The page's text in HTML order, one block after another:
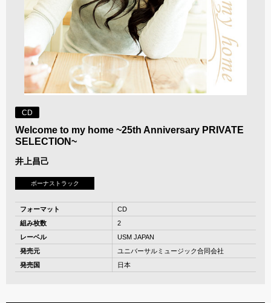
CD
Welcome to my home ~25th Anniversary PRIVATE
SELECTION~
井上昌己
ボーナストラック
フォーマット
CD
組み枚数
2
レーベル
USM JAPAN
発売元
ユニバーサルミュージック合同会社
発売国
日本